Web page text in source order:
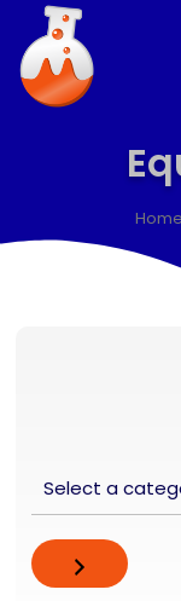
Home